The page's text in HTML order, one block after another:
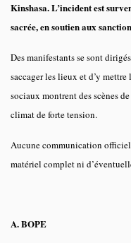
Kinshasa. L’incident est
sacrée, en soutien aux
Des manifestants se sont
saccager les lieux et d’y mettre
sociaux montrent des scènes
climat de forte tension.
Aucune communication
matériel complet ni
A. BOPE